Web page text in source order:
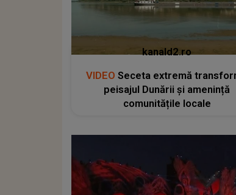
kanald2.ro
VIDEO Seceta extremă
peisajul Dunării și amenință
comunitățile locale